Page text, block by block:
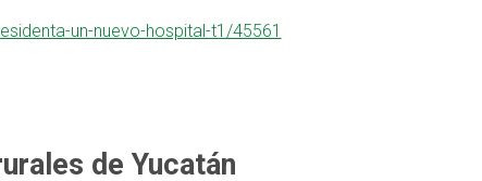
un-nuevo-hospital-t1/45561
de Yucatán